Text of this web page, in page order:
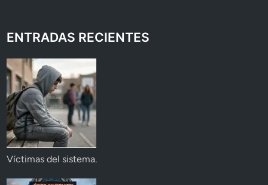
ENTRADAS RECIENTES
Víctimas del sistema.